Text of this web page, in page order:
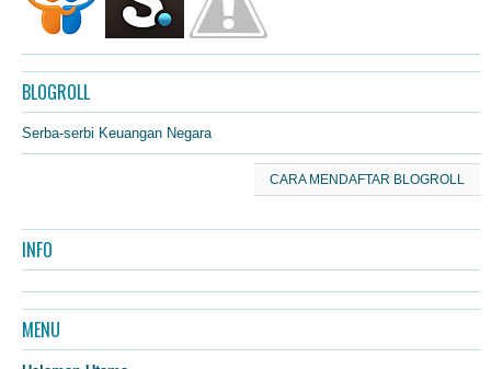
BLOGROLL
Serba-serbi Keuangan Negara
CARA MENDAFTAR BLOGROLL
INFO
MENU